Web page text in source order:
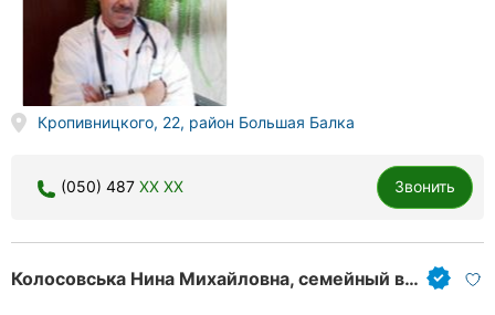
Кропивницкого, 22, район Большая Балка
(050) 487 XX XX Звонить
Колосовська Нина Михайловна, семейный врач